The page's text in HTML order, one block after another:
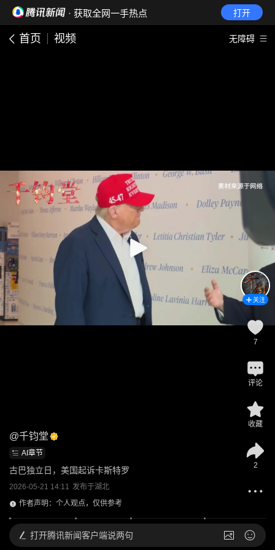
· 获取全网一手热点 打开
首页 视频 无障碍
@千钧堂
AI章节
古巴独立日，美国起诉卡斯特罗
2026-05-21 14:11 发布于湖北
作者声明：个人观点，仅供参考
关注
7
评论
收藏
2
打开腾讯新闻客户端说两句